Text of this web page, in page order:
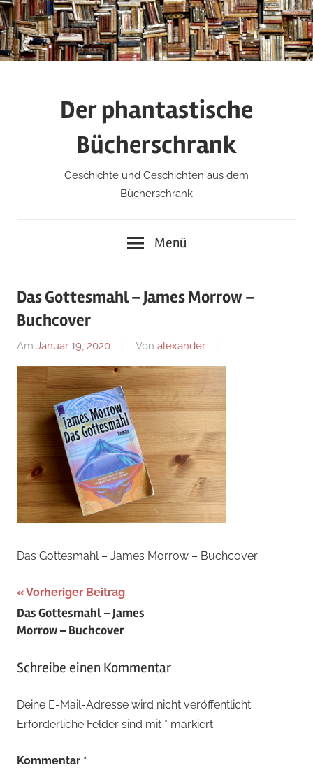
Zum
Inhalt
springen
Der phantastische
Bücherschrank
Geschichte und Geschichten aus dem
Bücherschrank
Menü
Das Gottesmahl – James Morrow –
Buchcover
Am Januar 19, 2020 Von alexander
Das Gottesmahl – James Morrow – Buchcover
Beitragsnavigation
Vorheriger Beitrag
Das Gottesmahl – James
Morrow – Buchcover
Schreibe einen Kommentar
Deine E-Mail-Adresse wird nicht veröffentlicht.
Erforderliche Felder sind mit * markiert
Kommentar *